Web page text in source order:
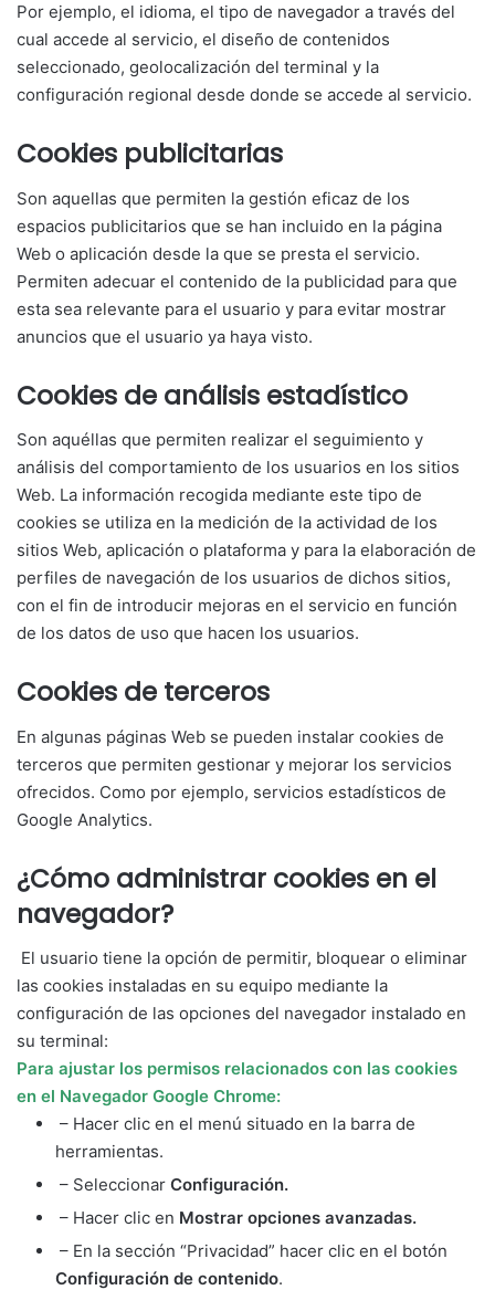
Por ejemplo, el idioma, el tipo de navegador a través del
cual accede al servicio, el diseño de contenidos
seleccionado, geolocalización del terminal y la
configuración regional desde donde se accede al servicio.
Cookies publicitarias
Son aquellas que permiten la gestión eficaz de los
espacios publicitarios que se han incluido en la página
Web o aplicación desde la que se presta el servicio.
Permiten adecuar el contenido de la publicidad para que
esta sea relevante para el usuario y para evitar mostrar
anuncios que el usuario ya haya visto.
Cookies de análisis estadístico
Son aquéllas que permiten realizar el seguimiento y
análisis del comportamiento de los usuarios en los sitios
Web. La información recogida mediante este tipo de
cookies se utiliza en la medición de la actividad de los
sitios Web, aplicación o plataforma y para la elaboración de
perfiles de navegación de los usuarios de dichos sitios,
con el fin de introducir mejoras en el servicio en función
de los datos de uso que hacen los usuarios.
Cookies de terceros
En algunas páginas Web se pueden instalar cookies de
terceros que permiten gestionar y mejorar los servicios
ofrecidos. Como por ejemplo, servicios estadísticos de
Google Analytics.
¿Cómo administrar cookies en el
navegador?
El usuario tiene la opción de permitir, bloquear o eliminar
las cookies instaladas en su equipo mediante la
configuración de las opciones del navegador instalado en
su terminal:
Para ajustar los permisos relacionados con las cookies
en el Navegador Google Chrome:
– Hacer clic en el menú situado en la barra de
herramientas.
– Seleccionar Configuración.
– Hacer clic en Mostrar opciones avanzadas.
– En la sección “Privacidad” hacer clic en el botón
Configuración de contenido.